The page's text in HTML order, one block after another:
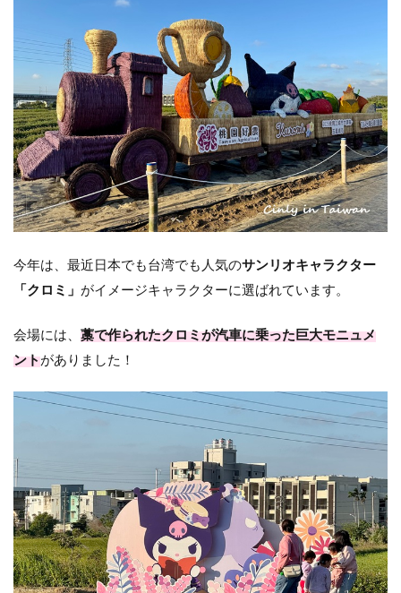
今年は、最近日本でも台湾でも人気のサンリオキャラクター
「クロミ」 がイメージキャラクターに選ばれています。
会場には、 藁で作られたクロミが汽車に乗った巨大モニュメ
ントがありました！